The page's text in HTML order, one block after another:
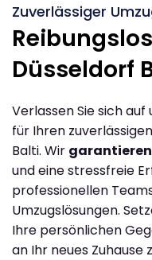
Zuverlässiger
Düsseldorf
Verlassen Sie sich
für Ihren
Balti. Wir
und eine stressfreie
professionellen
Umzugslösungen.
Ihre persönlichen
an Ihr neues Zuhause